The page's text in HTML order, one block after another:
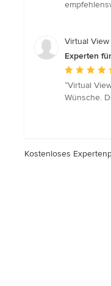
Sternen
Virtual View
Experten
Bewertung:
5
“Virtual
Wünsche.
Kostenloses